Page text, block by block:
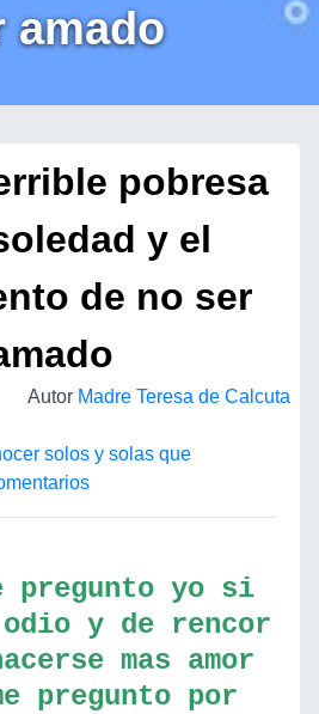
amado
pobresa
y el
de no ser
Autor Madre Teresa de Calcuta
solos y solas que
pregunto yo si
y de rencor
mas amor
pregunto por